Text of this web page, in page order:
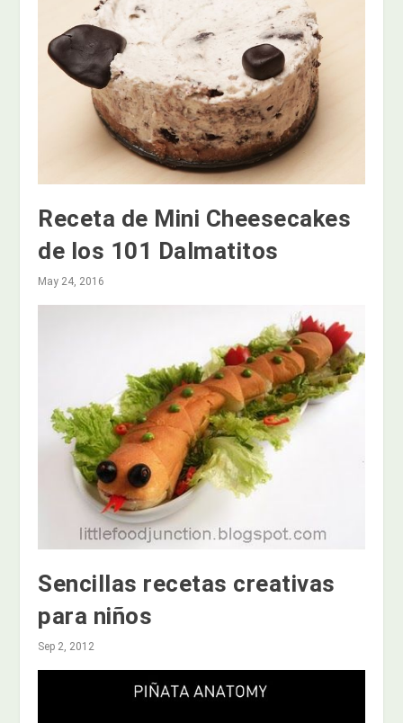
Receta de Mini Cheesecakes
de los 101 Dalmatitos
May 24, 2016
Sencillas recetas creativas
para niños
Sep 2, 2012